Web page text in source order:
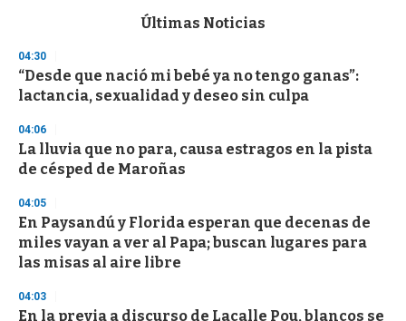
d
s
o
f
3
s
e
c
n
d
Últimas Noticias
04:30
“Desde que nació mi bebé ya no tengo ganas”:
lactancia, sexualidad y deseo sin culpa
04:06
La lluvia que no para, causa estragos en la pista
de césped de Maroñas
04:05
En Paysandú y Florida esperan que decenas de
miles vayan a ver al Papa; buscan lugares para
las misas al aire libre
04:03
En la previa a discurso de Lacalle Pou, blancos se